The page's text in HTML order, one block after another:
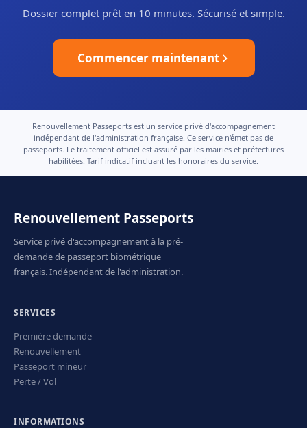
Dossier complet prêt en 10 minutes. Sécurisé et simple.
Commencer maintenant
Renouvellement Passeports est un service privé d'accompagnement
indépendant de l'administration française. Ce service n'émet pas de
passeports. Le traitement officiel est assuré par les mairies et préfectures
habilitées. Tarif indicatif incluant les honoraires du service.
Renouvellement Passeports
Service privé d'accompagnement à la pré-
demande de passeport biométrique
français. Indépendant de l'administration.
SERVICES
Première demande
Renouvellement
Passeport mineur
Perte / Vol
INFORMATIONS